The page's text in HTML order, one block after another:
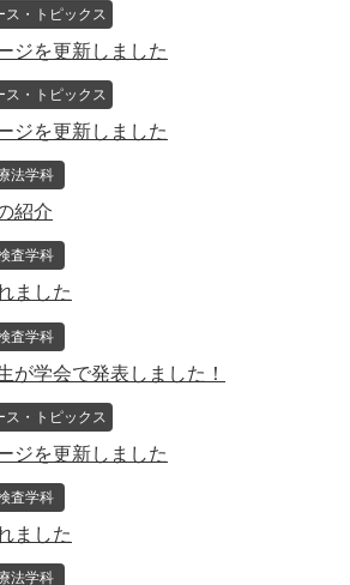
7月24日
ス・トピックス
ジを更新しました
7月22日
ス・トピックス
ジを更新しました
月22日
法学科
紹介
月21日
査学科
ました
月21日
査学科
が学会で発表しました！
月15日
ス・トピックス
ジを更新しました
月8日
査学科
ました
月8日
法学科